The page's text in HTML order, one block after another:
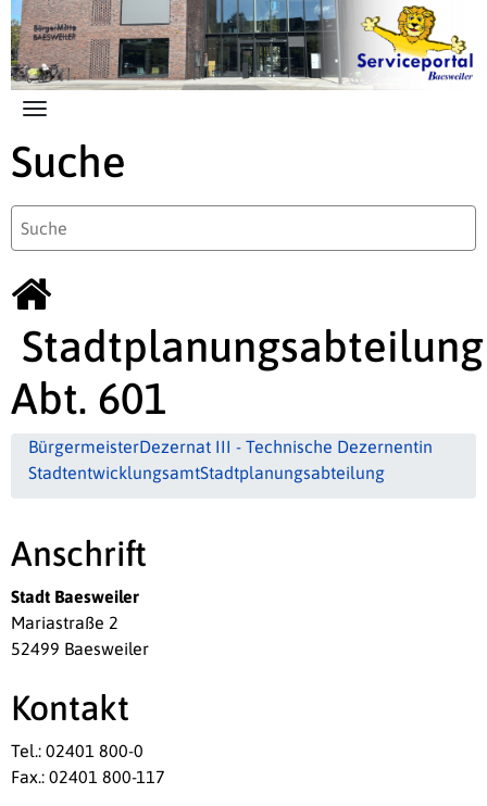
Zum Hauptinhalt springen
Suche
Stadtplanungsabteilung
Abt. 601
BürgermeisterDezernat III - Technische Dezernentin
StadtentwicklungsamtStadtplanungsabteilung
Anschrift
Stadt Baesweiler
Mariastraße 2
52499 Baesweiler
Kontakt
Tel.: 02401 800-0
Fax.: 02401 800-117